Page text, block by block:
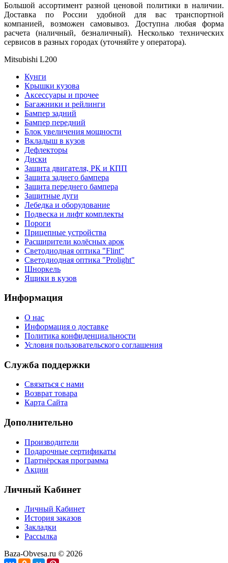
Большой ассортимент разной ценовой политики в наличии.
Доставка по России удобной для вас транспортной
компанией, возможен самовывоз. Доступна любая форма
расчета (наличный, безналичный). Несколько технических
сервисов в разных городах (уточняйте у оператора).
Mitsubishi L200
Кунги
Крышки кузова
Аксессуары и прочее
Багажники и рейлинги
Бампер задний
Бампер передний
Блок увеличения мощности
Вкладыш в кузов
Дефлекторы
Диски
Защита двигателя, РК и КПП
Защита заднего бампера
Защита переднего бампера
Защитные дуги
Лебедка и оборудование
Подвеска и лифт комплекты
Пороги
Прицепные устройства
Расширители колёсных арок
Светодиодная оптика "Flint"
Светодиодная оптика "Prolight"
Шноркель
Ящики в кузов
Информация
О нас
Информация о доставке
Политика конфиденциальности
Условия пользовательского соглашения
Служба поддержки
Связаться с нами
Возврат товара
Карта Сайта
Дополнительно
Производители
Подарочные сертификаты
Партнёрская программа
Акции
Личный Кабинет
Личный Кабинет
История заказов
Закладки
Рассылка
Baza-Obvesa.ru © 2026